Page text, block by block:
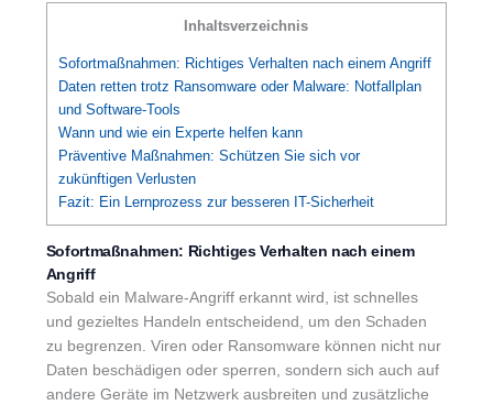
Inhaltsverzeichnis
Sofortmaßnahmen: Richtiges Verhalten nach einem Angriff
Daten retten trotz Ransomware oder Malware: Notfallplan
und Software-Tools
Wann und wie ein Experte helfen kann
Präventive Maßnahmen: Schützen Sie sich vor
zukünftigen Verlusten
Fazit: Ein Lernprozess zur besseren IT-Sicherheit
Sofortmaßnahmen: Richtiges Verhalten nach einem
Angriff
Sobald ein Malware-Angriff erkannt wird, ist schnelles
und gezieltes Handeln entscheidend, um den Schaden
zu begrenzen. Viren oder Ransomware können nicht nur
Daten beschädigen oder sperren, sondern sich auch auf
andere Geräte im Netzwerk ausbreiten und zusätzliche